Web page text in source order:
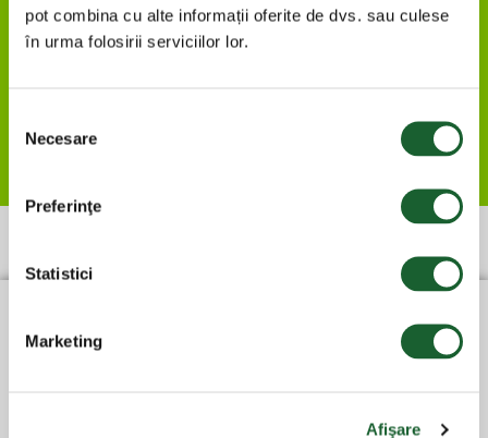
pot combina cu alte informații oferite de dvs. sau culese
în urma folosirii serviciilor lor.
consimțământului
Necesare
Preferinţe
Statistici
Marketing
Afişare
GRAMAJE DISPONIBILE